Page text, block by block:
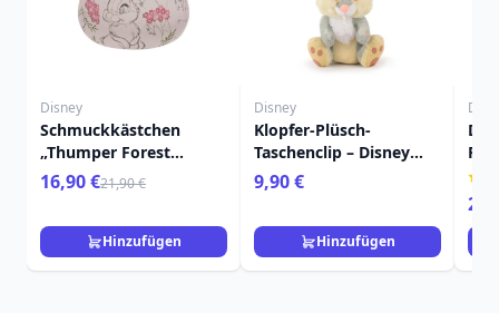
Disney
Schmuckkästchen
„Thumper Forest
Friends“ – Disney Bambi
16,90 €21,90 €
Hinzufügen
Disney
Klopfer-Plüsch-
Taschenclip – Disney
Bambi
9,90 €
Hinzufügen